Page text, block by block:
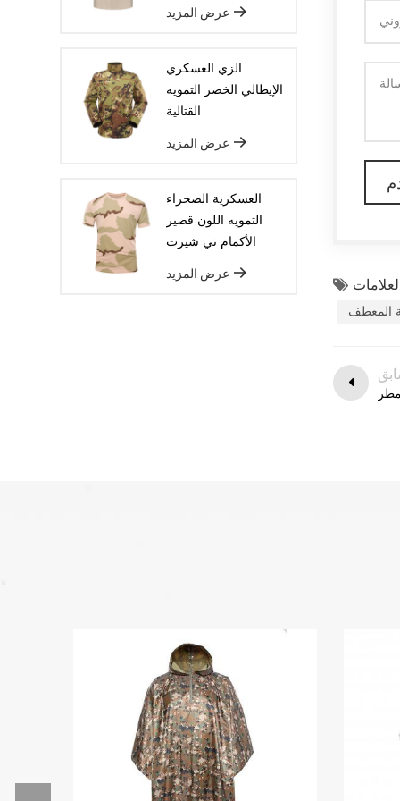
المعطف
العينة ، سوف ترتيب البضائع على خط
في الوقت المحدد.
عرض المزيد
الزي العسكري
الإيطالي الخضر التمويه
القتالية
عرض المزيد
العسكرية الصحراء
التمويه اللون قصير
الأكمام تي شيرت
عرض المزيد